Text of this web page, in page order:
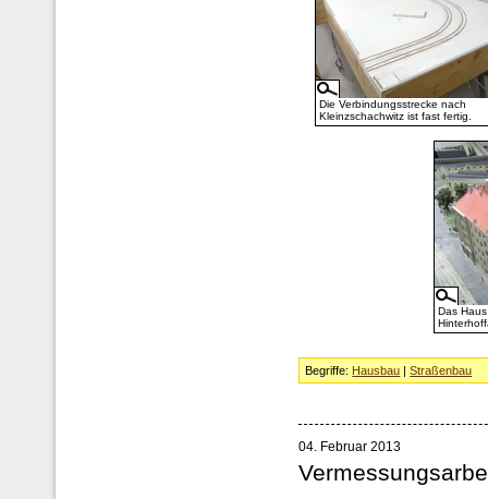
Die Verbindungsstrecke nach
Kleinzschachwitz ist fast fertig.
Das
Begriffe: Hausbau |Straßenbau
04. Februar 2013